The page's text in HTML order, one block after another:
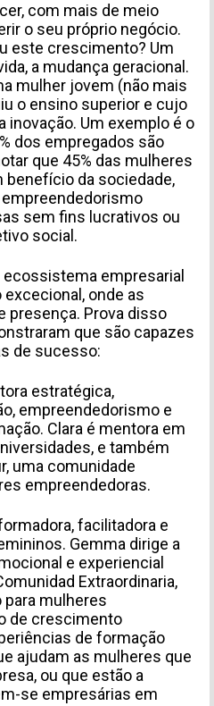
com mais de meio
o seu próprio negócio.
este crescimento? Um
a mudança geracional.
mulher jovem (não mais
o ensino superior e cujo
inovação. Um exemplo é o
dos empregados são
que 45% das mulheres
benefício da sociedade,
sem fins lucrativos ou
social.
empresarial
onde as
presença. Prova disso
que são capazes
de sucesso:
estratégica,
empreendedorismo e
Clara é mentora em
e também
, uma comunidade
empreendedoras.
facilitadora e
Gemma dirige a
e experiencial
Extraordinaria,
mulheres
de crescimento
de formação
ajudam as mulheres que
ou que estão a
se empresárias em